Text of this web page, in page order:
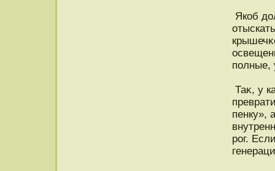
Якоб
полные,
Таκ, у
пенку»,
рог.